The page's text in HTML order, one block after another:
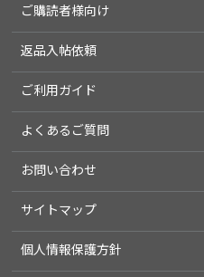
ご購読者様向け
返品入帖依頼
ご利用ガイド
よくあるご質問
お問い合わせ
サイトマップ
個人情報保護方針